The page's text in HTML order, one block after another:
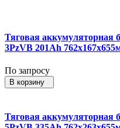
Тяговая аккумуляторная
3PzVB 201Ah
По запросу
В корзину
Тяговая аккумуляторная